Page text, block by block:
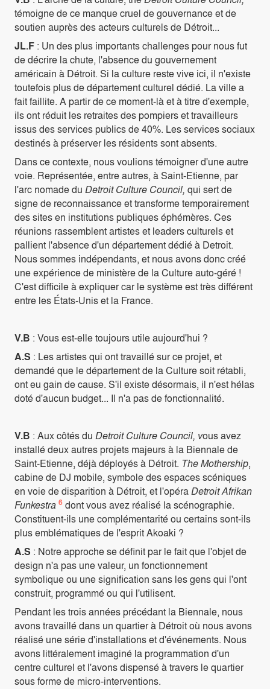
témoigne de ce manque cruel de gouvernance et de
soutien auprès des acteurs culturels de Détroit...
JL.F : Un des plus importants challenges pour nous fut
de décrire la chute, l'absence du gouvernement
américain à Détroit. Si la culture reste vive ici, il n'existe
toutefois plus de département culturel dédié. La ville a
fait faillite. A partir de ce moment-là et à titre d'exemple,
ils ont réduit les retraites des pompiers et travailleurs
issus des services publics de 40%. Les services sociaux
destinés à préserver les résidents sont absents.
Dans ce contexte, nous voulions témoigner d'une autre
voie. Représentée, entre autres, à Saint-Etienne, par
l'arc nomade du Detroit Culture Council, qui sert de
signe de reconnaissance et transforme temporairement
des sites en institutions publiques éphémères. Ces
réunions rassemblent artistes et leaders culturels et
pallient l'absence d'un département dédié à Detroit.
Nous sommes indépendants, et nous avons donc créé
une expérience de ministère de la Culture auto-géré !
C'est difficile à expliquer car le système est très différent
entre les États-Unis et la France.
V.B : Vous est-elle toujours utile aujourd'hui ?
A.S : Les artistes qui ont travaillé sur ce projet, et
demandé que le département de la Culture soit rétabli,
ont eu gain de cause. S'il existe désormais, il n'est hélas
doté d'aucun budget... Il n'a pas de fonctionnalité.
V.B : Aux côtés du Detroit Culture Council, vous avez
installé deux autres projets majeurs à la Biennale de
Saint-Etienne, déjà déployés à Détroit. The Mothership,
cabine de DJ mobile, symbole des espaces scéniques
en voie de disparition à Détroit, et l'opéraDetroit Afrikan
Funkestra 6 dont vous avez réalisé la scénographie.
Constituent-ils une complémentarité ou certains sont-ils
plus emblématiques de l'esprit Akoaki ?
A.S : Notre approche se définit par le fait que l'objet de
design n'a pas une valeur, un fonctionnement
symbolique ou une signification sans les gens qui l'ont
construit, programmé ou qui l'utilisent.
Pendant les trois années précédant la Biennale, nous
avons travaillé dans un quartier à Détroit où nous avons
réalisé une série d'installations et d'événements. Nous
avons littéralement imaginé la programmation d'un
centre culturel et l'avons dispensé à travers le quartier
sous forme de micro-interventions.